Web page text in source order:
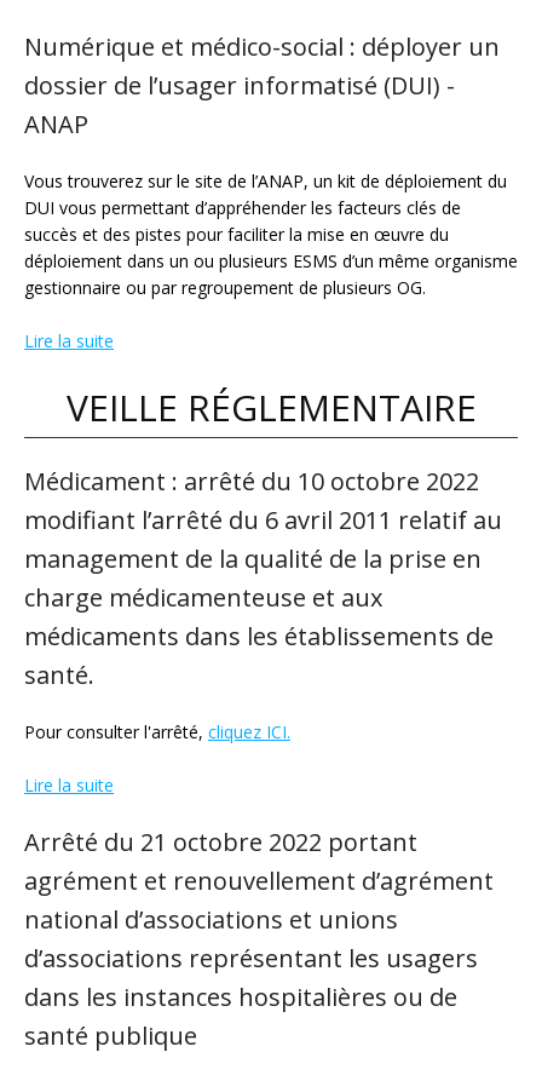
Numérique et médico-social : déployer un
dossier de l’usager informatisé (DUI) -
ANAP
Vous trouverez sur le site de l’ANAP, un kit de déploiement du
DUI vous permettant d’appréhender les facteurs clés de
succès et des pistes pour faciliter la mise en œuvre du
déploiement dans un ou plusieurs ESMS d’un même organisme
gestionnaire ou par regroupement de plusieurs OG.
Lire la suite
VEILLE RÉGLEMENTAIRE
Médicament : arrêté du 10 octobre 2022
modifiant l’arrêté du 6 avril 2011 relatif au
management de la qualité de la prise en
charge médicamenteuse et aux
médicaments dans les établissements de
santé.
Pour consulter l'arrêté, cliquez ICI.
Lire la suite
Arrêté du 21 octobre 2022 portant
agrément et renouvellement d’agrément
national d’associations et unions
d’associations représentant les usagers
dans les instances hospitalières ou de
santé publique